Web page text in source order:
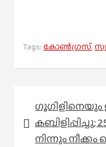
Tags: കോൺഗ്രസ്,
navigation
കബിളിപ്പിച്ചു;
നിന്നും